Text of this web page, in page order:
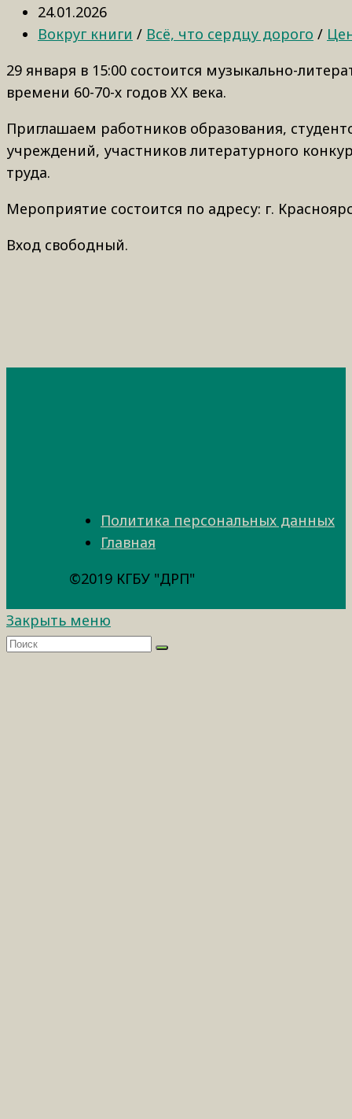
24.01.2026
Вокруг книги / Всё, что сердцу дорого /
29 января в 15:00 состоится музыкально-
времени 60-70-х годов ХХ века.
Приглашаем работников образования,
учреждений, участников литературного
труда.
Мероприятие состоится по адресу: г.
Вход свободный.
Политика персональных данных
Главная
©2019 КГБУ "ДРП"
Закрыть меню